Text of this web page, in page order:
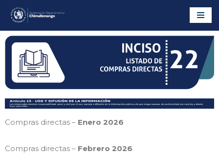
Saltar
al
contenido
Compras directas – Enero 2026
Compras directas – Febrero 2026